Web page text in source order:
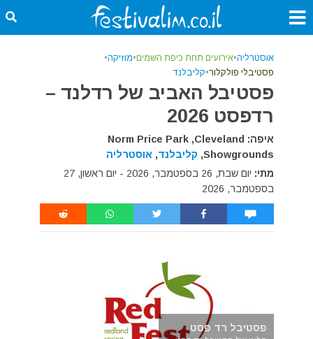
אוסטרליה•אירועים תחת כיפת השמים•מוזיקה•
פסטיבלי פולקלור•קליבלנד
פסטיבל האביב של רדלנד –
רדפסט 2026
איפה: Norm Price Park ,Cleveland
Showgrounds, קליבלנד, אוסטרליה
מתי:
יום שבת, 26 בספטמבר, 2026 - יום ראשון, 27
בספטמבר, 2026
פסטיבל רד פסט